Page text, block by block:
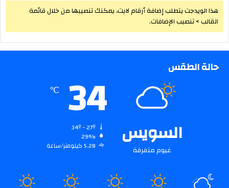
هذا الويدجت يتطلب إضافة أرقام لايت، يمكنك تنصيبها من خلال قائمة
القالب > تنصيب الإضافات.
حالة الطقس
السويس
غيوم متفرقة
34
℃
29%
5.28 كيلومتر/ساعة